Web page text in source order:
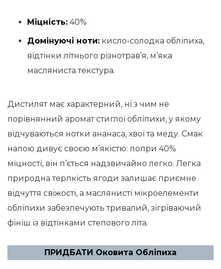
Міцність: 40%
Домінуючі ноти: кисло-солодка обліпиха,
відтінки літнього різнотрав’я, м’яка
масляниста текстура.
Дистилят має характерний, ні з чим не
порівнянний аромат стиглої обліпихи, у якому
відчуваються нотки ананаса, хвої та меду. Смак
напою дивує своєю м’якістю: попри 40%
міцності, він п’ється надзвичайно легко. Легка
природна терпкість ягоди залишає приємне
відчуття свіжості, а маслянисті мікроелементи
обліпихи забезпечують тривалий, зігріваючий
фініш із відтінками степового літа.
ПРИДБАТИ Оковита Обліпиха